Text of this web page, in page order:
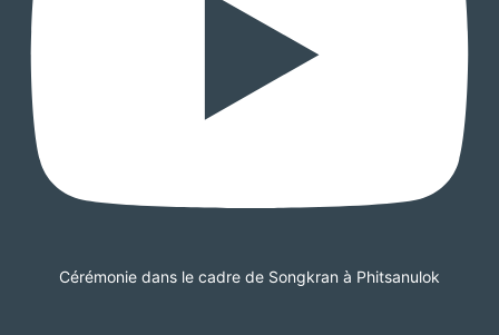
Cérémonie dans le cadre de Songkran à Phitsanulok